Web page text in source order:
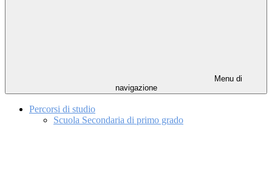
Menu di
navigazione
Percorsi di studio
Scuola Secondaria di primo grado